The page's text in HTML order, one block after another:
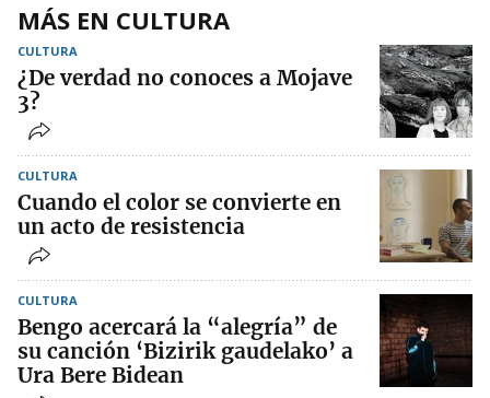
MÁS EN CULTURA
CULTURA
¿De verdad no conoces a Mojave
3?
CULTURA
Cuando el color se convierte en
un acto de resistencia
CULTURA
Bengo acercará la “alegría” de
su canción ‘Bizirik gaudelako’ a
Ura Bere Bidean